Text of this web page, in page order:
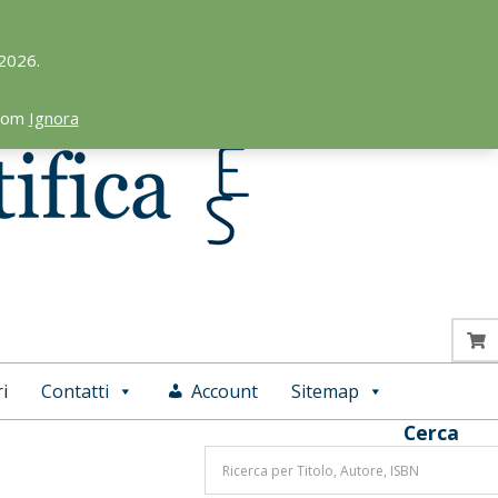
Ignora
Contatti Account Sitemap
Cerca